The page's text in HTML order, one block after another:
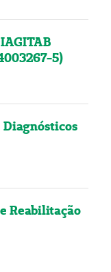
5)
Reabilitação